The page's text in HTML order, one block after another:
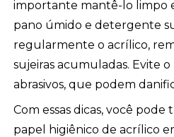
importante mantê-lo limpo
pano úmido e detergente
regularmente o acrílico,
sujeiras acumuladas. Evite
abrasivos, que podem
Com essas dicas, você
papel higiênico de acrílico